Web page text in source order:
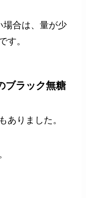
場合は、量が少
す。
ブラック無糖
ありました。